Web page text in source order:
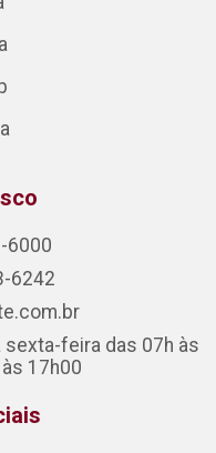
6000
6242
feira das 07h às
17h00